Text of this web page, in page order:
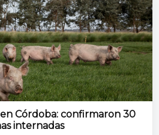
Córdoba: confirmaron 30
internadas